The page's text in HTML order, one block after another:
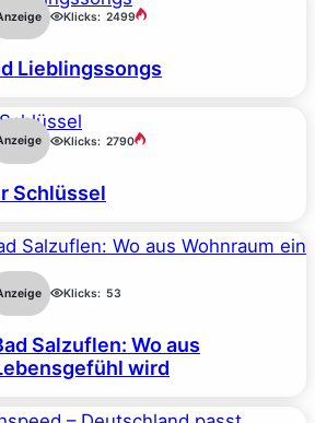
Klicks: 2499
Lieblingssongs
Klicks: 2790
Schlüssel
Klicks: 53
Salzuflen: Wo aus
wird